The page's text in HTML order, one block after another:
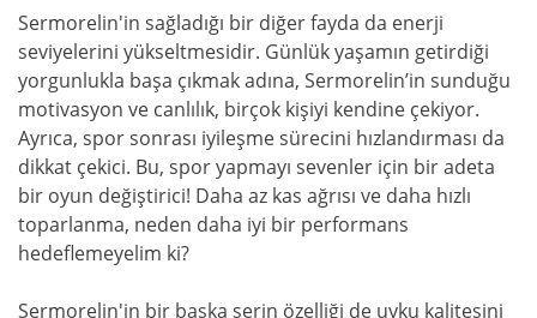
Sermorelin'in sağladığı bir diğer fayda da enerji
seviyelerini yükseltmesidir. Günlük yaşamın getirdiği
yorgunlukla başa çıkmak adına, Sermorelin’in sunduğu
motivasyon ve canlılık, birçok kişiyi kendine çekiyor.
Ayrıca, spor sonrası iyileşme sürecini hızlandırması da
dikkat çekici. Bu, spor yapmayı sevenler için bir adeta
bir oyun değiştirici! Daha az kas ağrısı ve daha hızlı
toparlanma, neden daha iyi bir performans
hedeflemeyelim ki?
Sermorelin'in bir başka serin özelliği de uyku kalitesini